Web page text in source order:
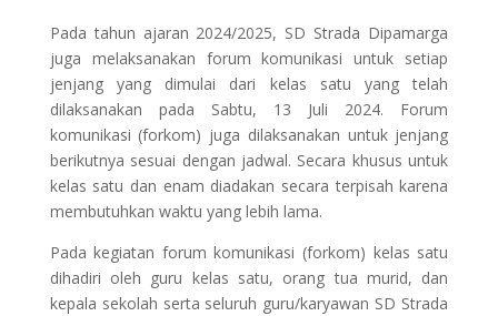
Pada tahun ajaran 2024/2025, SD Strada Dipamarga
juga melaksanakan forum komunikasi untuk setiap
jenjang yang dimulai dari kelas satu yang telah
dilaksanakan pada Sabtu, 13 Juli 2024. Forum
komunikasi (forkom) juga dilaksanakan untuk jenjang
berikutnya sesuai dengan jadwal. Secara khusus untuk
kelas satu dan enam diadakan secara terpisah karena
membutuhkan waktu yang lebih lama.
Pada kegiatan forum komunikasi (forkom) kelas satu
dihadiri oleh guru kelas satu, orang tua murid, dan
kepala sekolah serta seluruh guru/karyawan SD Strada